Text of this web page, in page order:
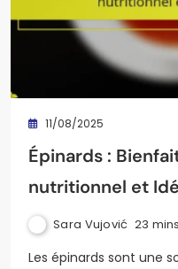
11/08/2025
Épinards :
nutritionnel et
Sara Vujović 23 mins
Les épinards sont une